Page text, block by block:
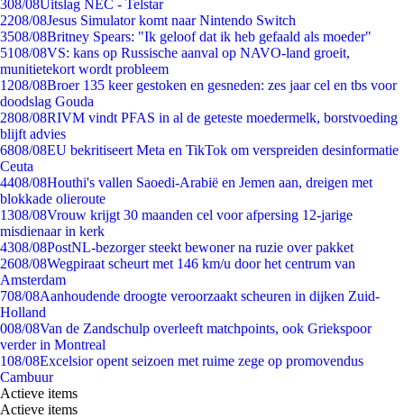
308/08Uitslag NEC - Telstar
2208/08Jesus Simulator komt naar Nintendo Switch
3508/08Britney Spears: "Ik geloof dat ik heb gefaald als moeder"
5108/08VS: kans op Russische aanval op NAVO-land groeit,
munitietekort wordt probleem
1208/08Broer 135 keer gestoken en gesneden: zes jaar cel en tbs voor
doodslag Gouda
2808/08RIVM vindt PFAS in al de geteste moedermelk, borstvoeding
blijft advies
6808/08EU bekritiseert Meta en TikTok om verspreiden desinformatie
Ceuta
4408/08Houthi's vallen Saoedi-Arabië en Jemen aan, dreigen met
blokkade olieroute
1308/08Vrouw krijgt 30 maanden cel voor afpersing 12-jarige
misdienaar in kerk
4308/08PostNL-bezorger steekt bewoner na ruzie over pakket
2608/08Wegpiraat scheurt met 146 km/u door het centrum van
Amsterdam
708/08Aanhoudende droogte veroorzaakt scheuren in dijken Zuid-
Holland
008/08Van de Zandschulp overleeft matchpoints, ook Griekspoor
verder in Montreal
108/08Excelsior opent seizoen met ruime zege op promovendus
Cambuur
Actieve items
Actieve items